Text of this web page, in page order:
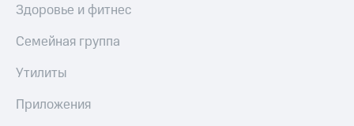
Здоровье и фитнес
Семейная группа
Утилиты
Приложения